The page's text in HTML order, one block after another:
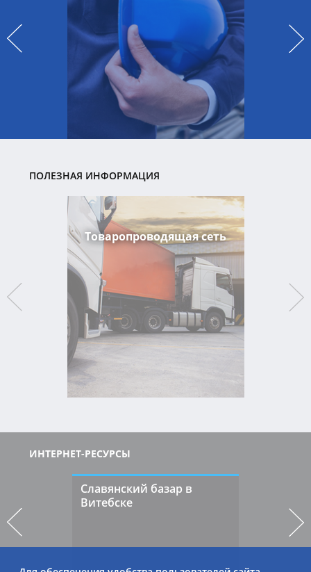
ПОЛЕЗНАЯ ИНФОРМАЦИЯ
Товаропроводящая сеть
ИНТЕРНЕТ-РЕСУРСЫ
Славянский базар в
Витебске